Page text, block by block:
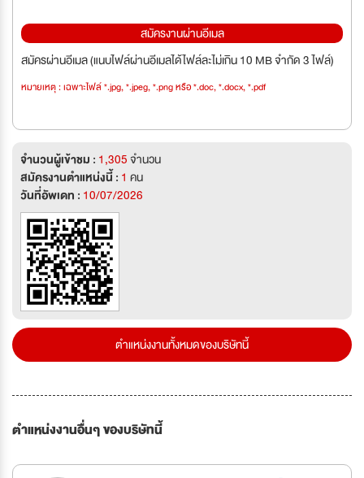
สมัครงานผ่านอีเมล
สมัครผ่านอีเมล (แนบไฟล์ผ่านอีเมลได้ไฟล์ละไม่เกิน 10 MB จำกัด 3 ไฟล์)
หมายเหตุ : เฉพาะไฟล์ *.jpg, *.jpeg, *.png หรือ *.doc, *.docx, *.pdf
จำนวนผู้เข้าชม : 1,305จำนวน
สมัครงานตำแหน่งนี้ : 1 คน
วันที่อัพเดท : 10/07/2026
ตำแหน่งงานทั้งหมดของบริษัทนี้
ตำแหน่งงานอื่นๆ ของบริษัทนี้